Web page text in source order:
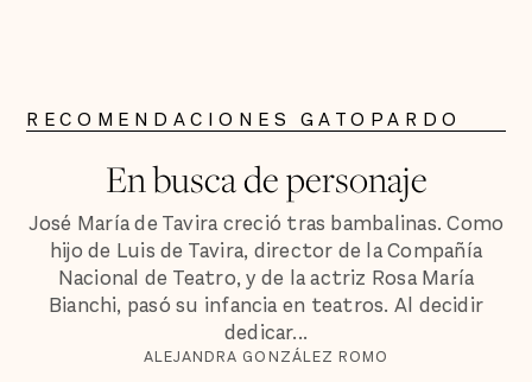
RECOMENDACIONES GATOPARDO
En busca de personaje
José María de Tavira creció tras bambalinas. Como
hijo de Luis de Tavira, director de la Compañía
Nacional de Teatro, y de la actriz Rosa María
Bianchi, pasó su infancia en teatros. Al decidir
dedicar...
ALEJANDRA GONZÁLEZ ROMO